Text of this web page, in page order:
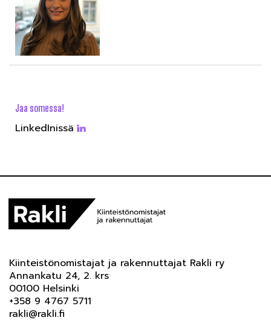
Jaa somessa!
LinkedInissä
Kiinteistönomistajat ja rakennuttajat Rakli ry
Annankatu 24, 2. krs
00100 Helsinki
+358 9 4767 5711
rakli@rakli.fi